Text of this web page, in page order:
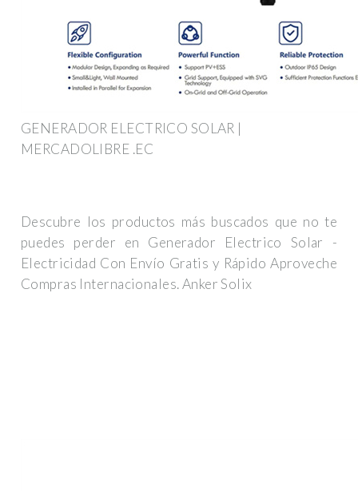
GENERADOR ELECTRICO SOLAR |
MERCADOLIBRE .EC
Descubre los productos más buscados que no te
puedes perder en Generador Electrico Solar -
Electricidad Con Envío Gratis y Rápido Aproveche
Compras Internacionales. Anker Solix